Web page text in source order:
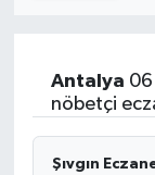
Antalya 06
nöbetçi
Şıvgın